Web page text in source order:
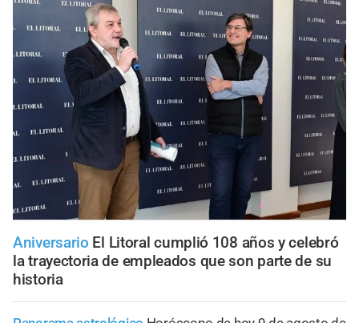
Aniversario El Litoral cumplió 108 años y celebró
la trayectoria de empleados que son parte de su
historia